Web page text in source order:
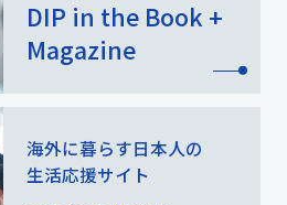
DIP in the Book +
Magazine
海外に暮らす日本人の
生活応援サイト